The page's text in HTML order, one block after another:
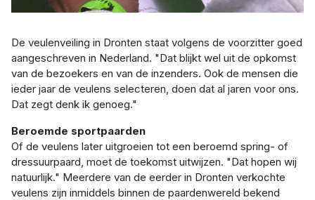
De veulenveiling in Dronten staat volgens de voorzitter goed
aangeschreven in Nederland. "Dat blijkt wel uit de opkomst
van de bezoekers en van de inzenders. Ook de mensen die
ieder jaar de veulens selecteren, doen dat al jaren voor ons.
Dat zegt denk ik genoeg."
Beroemde sportpaarden
Of de veulens later uitgroeien tot een beroemd spring- of
dressuurpaard, moet de toekomst uitwijzen. "Dat hopen wij
natuurlijk." Meerdere van de eerder in Dronten verkochte
veulens zijn inmiddels binnen de paardenwereld bekend